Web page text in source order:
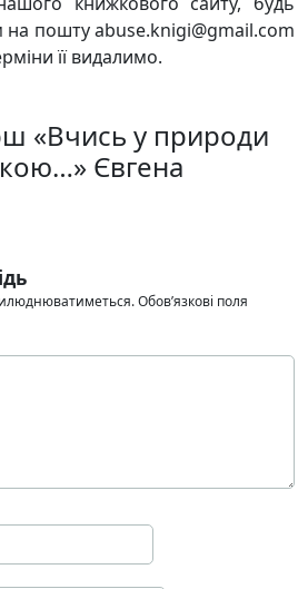
на пошту abuse.knigi@gmail.com
її видалимо.
«Вчись у природи
Євгена
Обов’язкові поля